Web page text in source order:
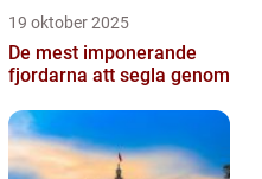
19 oktober 2025
De mest imponerande
fjordarna att segla genom